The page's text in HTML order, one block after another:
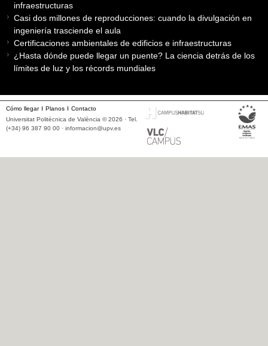
infraestructuras
Casi dos millones de reproducciones: cuando la divulgación en
ingeniería trasciende el aula
Certificaciones ambientales de edificios e infraestructuras
¿Hasta dónde puede llegar un puente? La ciencia detrás de los
límites de luz y los récords mundiales
Cómo llegar Planos
Contacto
Universitat Politècnica de València © 2026 · Tel.
(+34) 96 387 90 00 · informacion@upv.es